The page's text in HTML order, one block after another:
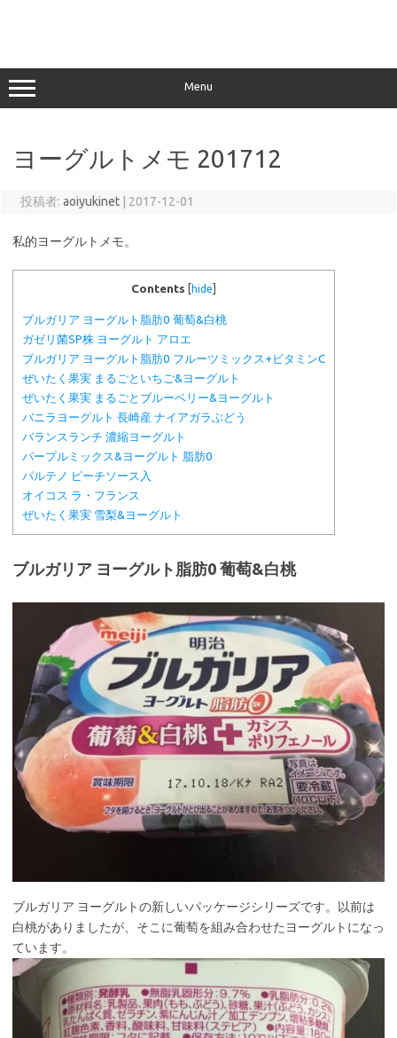
Menu
ヨーグルトメモ 201712
投稿者: aoiyukinet 2017-12-01
私的ヨーグルトメモ。
Contents [ hide
ブルガリア ヨーグルト脂肪0 葡萄&白桃
ガゼリ菌SP株 ヨーグルト アロエ
ブルガリア ヨーグルト脂肪0 フルーツミックス+ビタミンC
ぜいたく果実 まるごといちご&ヨーグルト
ぜいたく果実 まるごとブルーベリー&ヨーグルト
バニラヨーグルト 長崎産 ナイアガラぶどう
バランスランチ 濃縮ヨーグルト
パープルミックス&ヨーグルト 脂肪0
パルテノ ピーチソース入
オイコス ラ・フランス
ぜいたく果実 雪梨&ヨーグルト
ブルガリア ヨーグルト脂肪0 葡萄&白桃
ブルガリア ヨーグルトの新しいパッケージシリーズです。以前は
白桃がありましたが、そこに葡萄を組み合わせたヨーグルトになっ
ています。